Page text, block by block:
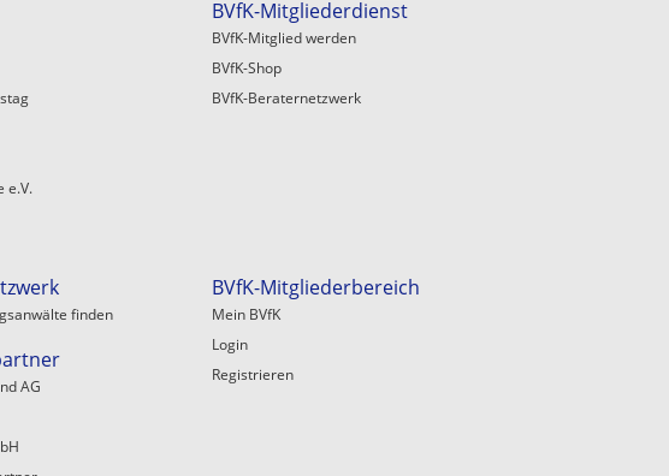
e.V.
BVfK-Mitgliederdienst
BVfK-Mitglied werden
BVfK-Shop
BVfK-Beraternetzwerk
finden
AG
BVfK-Mitgliederbereich
Mein BVfK
Login
Registrieren